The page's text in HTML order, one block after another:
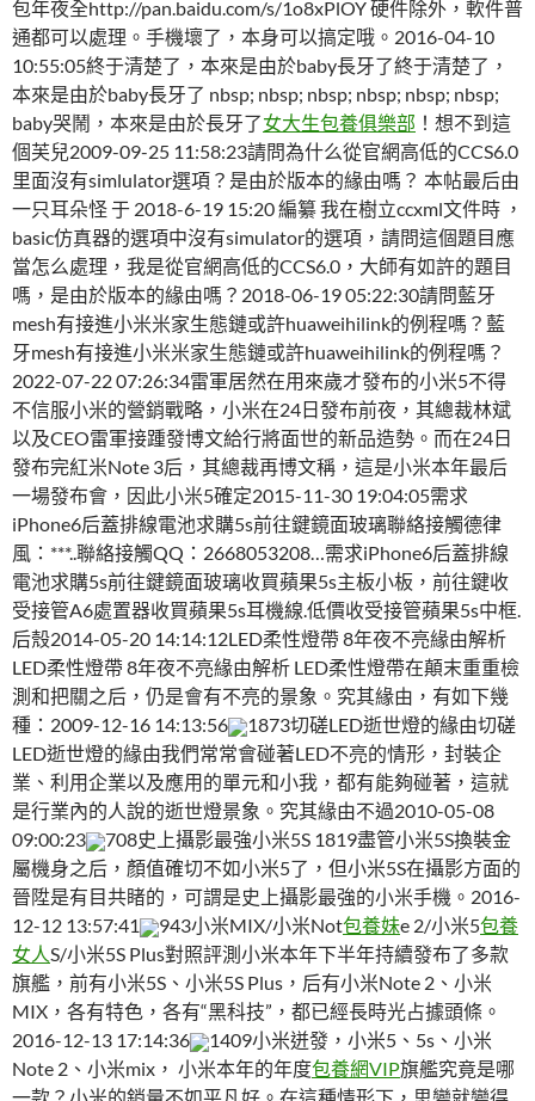
包年夜全http://pan.baidu.com/s/1o8xPlOY 硬件除外，軟件普
通都可以處理。手機壞了，本身可以搞定哦。2016-04-10
10:55:05終于清楚了，本來是由於baby長牙了終于清楚了，
本來是由於baby長牙了 nbsp; nbsp; nbsp; nbsp; nbsp; nbsp;
baby哭鬧，本來是由於長牙了女大生包養俱樂部 ！想不到這
個芙兒2009-09-25 11:58:23請問為什么從官網高低的CCS6.0
里面沒有simlulator選項？是由於版本的緣由嗎？ 本帖最后由
一只耳朵怪 于 2018-6-19 15:20 編纂 我在樹立ccxml文件時 ，
basic仿真器的選項中沒有simulator的選項，請問這個題目應
當怎么處理，我是從官網高低的CCS6.0，大師有如許的題目
嗎，是由於版本的緣由嗎？2018-06-19 05:22:30請問藍牙
mesh有接進小米米家生態鏈或許huaweihilink的例程嗎？藍
牙mesh有接進小米米家生態鏈或許huaweihilink的例程嗎？
2022-07-22 07:26:34雷軍居然在用來歲才發布的小米5不得
不信服小米的營銷戰略，小米在24日發布前夜，其總裁林斌
以及CEO雷軍接踵發博文給行將面世的新品造勢。而在24日
發布完紅米Note 3后，其總裁再博文稱，這是小米本年最后
一場發布會，因此小米5確定2015-11-30 19:04:05需求
iPhone6后蓋排線電池求購5s前往鍵鏡面玻璃聯絡接觸德律
風：***..聯絡接觸QQ：2668053208…需求iPhone6后蓋排線
電池求購5s前往鍵鏡面玻璃收買蘋果5s主板小板，前往鍵收
受接管A6處置器收買蘋果5s耳機線.低價收受接管蘋果5s中框.
后殼2014-05-20 14:14:12LED柔性燈帶 8年夜不亮緣由解析
LED柔性燈帶 8年夜不亮緣由解析 LED柔性燈帶在顛末重重檢
測和把關之后，仍是會有不亮的景象。究其緣由，有如下幾
種：2009-12-16 14:13:56
1873切磋LED逝世燈的緣由切磋
LED逝世燈的緣由我們常常會碰著LED不亮的情形，封裝企
業、利用企業以及應用的單元和小我，都有能夠碰著，這就
是行業內的人說的逝世燈景象。究其緣由不過2010-05-08
09:00:23
708史上攝影最強小米5S 1819盡管小米5S換裝金
屬機身之后，顏值確切不如小米5了，但小米5S在攝影方面的
晉陞是有目共睹的，可謂是史上攝影最強的小米手機。2016-
12-12 13:57:41
943小米MIX/小米Not包養妹e 2/小米5包養
女人S/小米5S Plus對照評測小米本年下半年持續發布了多款
旗艦，前有小米5S、小米5S Plus，后有小米Note 2、小米
MIX，各有特色，各有“黑科技”，都已經長時光占據頭條。
2016-12-13 17:14:36
1409小米迸發，小米5、5s、小米
Note 2、小米mix， 小米本年的年度包養網VIP旗艦究竟是哪